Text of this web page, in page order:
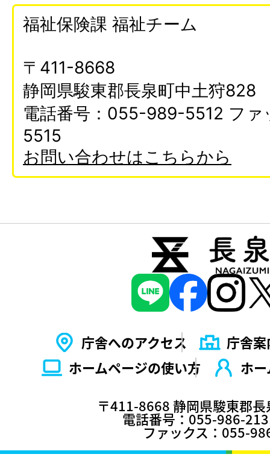
福祉保険課 福祉チーム
〒411-8668
静岡県駿東郡長泉町中土狩828
電話番号：055-989-5512 フ
5515
お問い合わせはこちらから
庁舎へのアクセス
庁舎案
ホームページの使い⽅
ホ
〒411-8668 静岡県駿東郡
電話番号：055-986-
ファックス：055-